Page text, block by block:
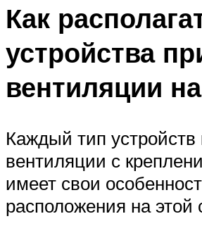
Как
устройства
вентиляции
Каждый тип устройств
вентиляции с
имеет свои
расположения на этой